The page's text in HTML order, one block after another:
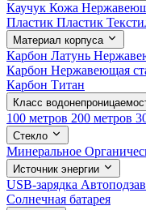
Каучук Кожа
Пластик Пластик
Материал корпуса
Карбон Латунь
Карбон Нержавеющая
Карбон Титан
Класс
100 метров 200 метров
Стекло
Минеральное
Источник энергии
USB-зарядка
Солнечная батарея